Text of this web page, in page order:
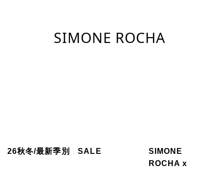
SIMONE ROCHA
26秋冬/最新季別 SALE
SIMONE
ROCHA x